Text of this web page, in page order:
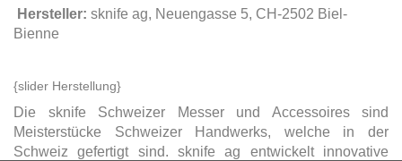
Hersteller: sknife ag, Neuengasse 5, CH-2502 Biel-
Bienne
{slider Herstellung}
Die sknife Schweizer Messer und Accessoires sind
Meisterstücke Schweizer Handwerks, welche in der
Schweiz gefertigt sind. sknife ag entwickelt innovative